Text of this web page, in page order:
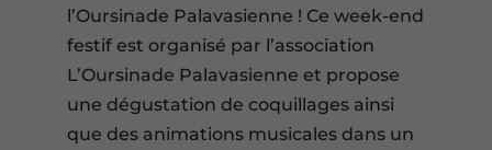
l’Oursinade Palavasienne ! Ce week-end
festif est organisé par l’association
L’Oursinade Palavasienne et propose
une dégustation de coquillages ainsi
que des animations musicales dans un